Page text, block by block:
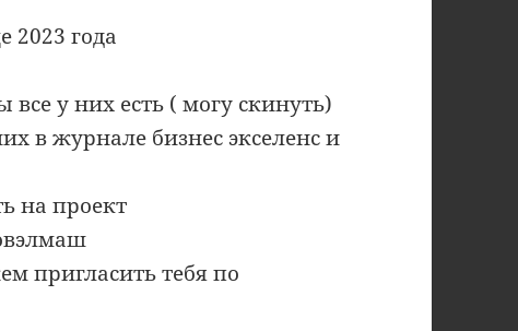
2023 года
у них есть ( могу скинуть)
в журнале бизнес экселенс и
на проект
пригласить тебя по